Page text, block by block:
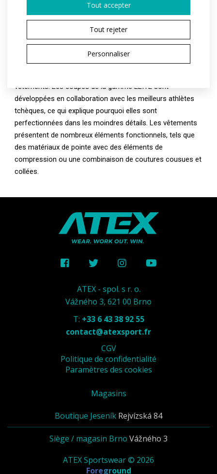
Tout accepter
Tout rejeter
Personnaliser
VOUS AVEZ CHOISI UNE VARIANTE DE PRODUIT
ELITE
La gamme ELITE est destinée aux athlètes professionnels
pour qui la vitesse et le temps final sont la priorité absolue,
vêtements. Les coupes de la gamme ELITE sont
développées en collaboration avec les meilleurs athlètes
tchèques, ce qui explique pourquoi elles sont
perfectionnées dans les moindres détails. Les vêtements
présentent de nombreux éléments fonctionnels, tels que
des matériaux de pointe avec des éléments de
compression ou une combinaison de coutures cousues et
collées.
ATEX - spol. s r. o.
Vážného 3, 621 00 Brno
T: +33 6 43 38 92 55
contact@atexsport.fr
CGV
Politique de confidentialité
Paramètres des cookies
Magasins
Boutique Jeseník Rejvízská 84
Siège / magasin Brno Vážného 3
ATEX Sportswear © 2026
Foreground